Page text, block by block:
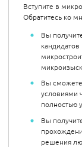
Вступите в
Обратитесь ко
Вы
Вы
условиями
полностью
Вы
решения